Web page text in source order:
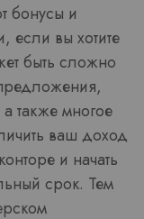
бонусы и
если вы хотите
быть сложно
также многое
ваш доход
и начать
срок. Тем